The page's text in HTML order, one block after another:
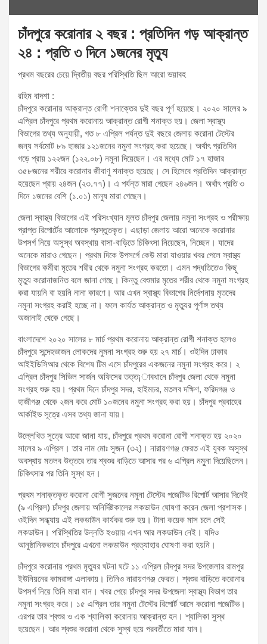
চাঁদপুরে করোনার ২ বছর : প্রতিদিন গড় আক্রান্ত
২৪ : প্রতি ৩ দিনে ১জনের মৃত্যু
প্রথম বছরের চেয়ে দ্বিতীয় বছর পরিস্থিতি ছিল আরো ভয়াবহ
রহিম বাদশা :
চাঁদপুরে করোনায় আক্রান্ত রোগী শনাক্তের দুই বছর পূর্ণ হয়েছে। ২০২০ সালের ৯
এপ্রিল চাঁদপুরে প্রথম করোনায় আক্রান্ত রোগী শনাক্ত হয়। জেলা স্বাস্থ্য
বিভাগের তথ্য অনুযায়ী, গত ৮ এপ্রিল পর্যন্ত দুই বছরে জেলায় করোনা টেস্টের
জন্য সর্বমোট ৮৯ হাজার ১২১জনের নমুনা সংগ্রহ করা হয়েছে। অর্থাৎ প্রতিদিন
গড়ে প্রায় ১২২জন (১২২.০৮) নমুনা দিয়েছেন। এর মধ্যে মোট ১৭ হাজার
৩৫৮জনের শরীরে করোনার জীবাণু শনাক্ত হয়েছে। সে হিসেবে প্রতিদিন আক্রান্ত
হয়েছেন প্রায় ২৪জন (২৩.৭৭)। এ পর্যন্ত মারা গেছেন ২৪৬জন। অর্থাৎ প্রতি ৩
দিনে ১জনের বেশি (১.০১) মানুষ মারা গেছেন।
জেলা স্বাস্থ্য বিভাগের এই পরিসংখ্যান মূলত চাঁদপুর জেলায় নমুনা সংগ্রহ ও পরীক্ষায়
প্রাপ্ত রিপোর্টের আলোকে প্রস্তুতকৃত। এছাড়া জেলায় আরো অনেকে করোনার
উপসর্গ নিয়ে অসুস্থ অবস্থায় বাসা-বাড়িতে চিকিৎসা নিয়েছেন, নিচ্ছেন। যাদের
অনেকে মারাও গেছেন। প্রথম দিকে উপসর্গে কেউ মারা যাওয়ার খবর পেলে স্বাস্থ্য
বিভাগের কর্মীরা মৃতের শরীর থেকে নমুনা সংগ্রহ করতো। এমন পদ্ধতিতেও কিছু
মৃত্যু করোনাজনিত বলে জানা গেছে। কিন্তু বেশুমার মৃতের শরীর থেকে নমুনা সংগ্রহ
করা যায়নি বা হয়নি নানা কারণে। আর এখন স্বাস্থ্য বিভাগের নির্দেশনায় মৃতদের
নমুনা সংগ্রহ করাই হচ্ছে না। ফলে কার্যত আক্রান্ত ও মৃত্যুর পূর্ণাঙ্গ তথ্য
অজানাই থেকে গেছে।
বাংলাদেশে ২০২০ সালের ৮ মার্চ প্রথম করোনায় আক্রান্ত রোগী শনাক্ত হলেও
চাঁদপুরে সন্দেহভাজন লোকদের নুমনা সংগ্রহ শুরু হয় ২৭ মার্চ। ওইদিন ঢাকার
আইইডিসিআর থেকে বিশেষ টিম এসে চাঁদপুরের একজনের নমুনা সংগ্রহ করে। ২
এপ্রিল চাঁদপুর সিভিল সার্জন অফিসের তত্ত¡াবধানে চাঁদপুর জেলা থেকে নমুনা
সংগ্রহ শুরু হয়। প্রথম দিনে চাঁদপুর সদর, হাইমচর, মতলব দক্ষিণ, ফরিদগঞ্জ ও
হাজীগঞ্জ থেকে ২জন করে মোট ১০জনের নমুনা সংগ্রহ করা হয়। চাঁদপুর প্রবাহের
আর্কাইভ সূত্রে এসব তথ্য জানা যায়।
উল্লেখিত সূত্রে আরো জানা যায়, চাঁদপুরে প্রথম করোনা রোগী শনাক্ত হয় ২০২০
সালের ৯ এপ্রিল। তার নাম মোঃ সুজন (৩২)। নারায়ণগঞ্জ ফেরত এই যুবক অসুস্থ
অবস্থায় মতলব উত্তরে তার শ্বশুর বাড়িতে আসার পর ৬ এপ্রিল নমুুনা দিয়েছিলেন।
চিকিৎসার পর তিনি সুস্থ হন।
প্রথম শনাক্তকৃত করোনা রোগী সুজনের নমুনা টেস্টের পজেটিভ রিপোর্ট আসার দিনেই
(৯ এপ্রিল) চাঁদপুর জেলায় অনির্দিষ্টকালের লকডাউন ঘোষণা করেন জেলা প্রশাসক।
ওইদিন সন্ধ্যায় এই লকডাউন কার্যকর শুরু হয়। টানা কয়েক মাস চলে সেই
লকডাউন। পরিস্থিতির উন্নতি হওয়ায় এখন আর লকডাউন নেই। যদিও
আনুষ্ঠানিকভাবে চাঁদপুরে এখনো লকডাউন প্রত্যাহার ঘোষণা করা হয়নি।
চাঁদপুরে করোনায় প্রথম মৃত্যুর ঘটনা ঘটে ১১ এপ্রিল চাঁদপুর সদর উপজেলার রামপুর
ইউনিয়নের কামরাঙ্গা এলাকায়। তিনিও নারায়ণগঞ্জ ফেরত। শ্বশুর বাড়িতে করোনার
উপসর্গ নিয়ে তিনি মারা যান। খবর পেয়ে চাঁদপুর সদর উপজেলা স্বাস্থ্য বিভাগ তার
নমুনা সংগ্রহ করে। ১৫ এপ্রিল তার নমুনা টেস্টের রিপোর্ট আসে করোনা পজেটিভ।
এরপর তার শ্বশুর ও এক শ্যালিকা করোনায় আক্রান্ত হন। শ্যালিকা সুস্থ
হয়েছেন। আর শ্বশুর করোনা থেকে সুস্থ হয়ে পরবর্তীতে মারা যান।